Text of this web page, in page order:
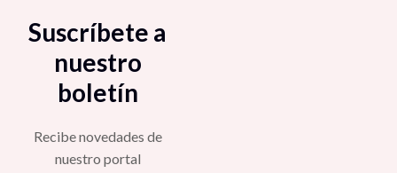
Suscríbete a
nuestro
boletín
Recibe novedades de
nuestro portal